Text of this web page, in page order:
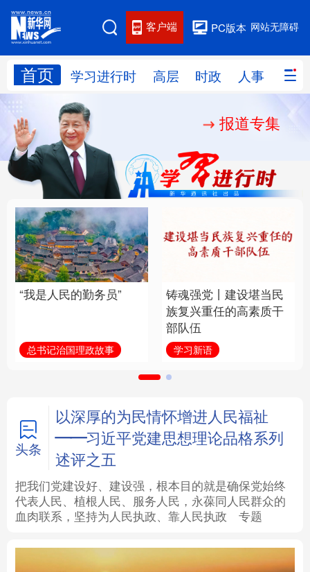
网站无障碍
PC版本
客户端
首页 学习进行时 高层 时政 人事 国际
网站地图
学习进行时 人事
国际 财经 网评
思客智库 全球连线 教育
科技 科创 量子 体育
文化 书画
访谈 视频 图片 政务
学术中国 乡村振兴 银龄 溯源中国
城市 旅游 能源 会展
彩票 娱乐 时尚 悦读
公益 一带一路 亚太网 上市公司
报道专集
“我是人民的勤务员”
总书记治国理政故事
铸魂强党丨建设堪当民
族复兴重任的高素质干
部队伍
学习新语
头条
以深厚的为民情怀增进人民福祉
——习近平党建思想理论品格系列
述评之五
把我们党建设好、建设强，根本目的就是确保党始终
代表人民、植根人民、服务人民，永葆同人民群众的
血肉联系，坚持为人民执政、靠人民执政
专题